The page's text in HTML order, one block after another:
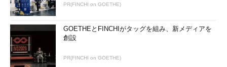
PR(FINCHI on GOETHE)
GOETHEとFINCHIがタッグを組み、新メディアを
創設
PR(FINCHI on GOETHE)